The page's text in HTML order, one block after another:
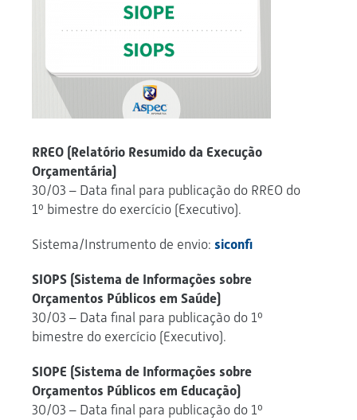
RREO (Relatório Resumido da Execução
Orçamentária)
30/03 – Data final para publicação do RREO do
1º bimestre do exercício (Executivo).
Sistema/Instrumento de envio: siconfi
SIOPS (Sistema de Informações sobre
Orçamentos Públicos em Saúde)
30/03 – Data final para publicação do 1º
bimestre do exercício (Executivo).
SIOPE (Sistema de Informações sobre
Orçamentos Públicos em Educação)
30/03 – Data final para publicação do 1º